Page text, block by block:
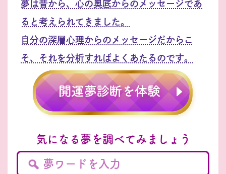
夢は昔から、心の奥底からのメッセージであ
ると考えられてきました。
自分の深層心理からのメッセージだからこ
そ、それを分析すればよくあたるのです。
気になる夢を調べてみましょう